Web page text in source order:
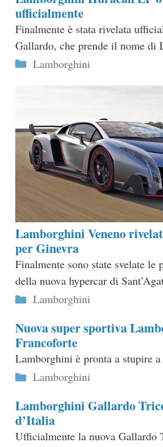
ufficialmente
Finalmente è stata rivelata
Gallardo, che prende il nome di
Categorie
Lamborghini
Lamborghini Veneno
per Ginevra
Finalmente sono state svelate
della nuova hypercar di
Categorie
Lamborghini
Nuova super sportiva
Francoforte
Lamborghini è pronta a stupire
Categorie
Lamborghini
Lamborghini Gallardo
d’Italia
Ufficialmente la nuova Gallardo